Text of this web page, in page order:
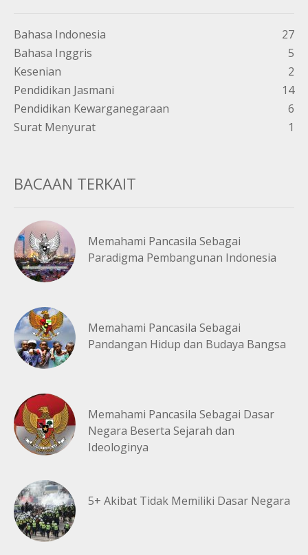
Bahasa Indonesia
27
Bahasa Inggris
5
Kesenian
2
Pendidikan Jasmani
14
Pendidikan Kewarganegaraan
6
Surat Menyurat
1
BACAAN TERKAIT
Memahami Pancasila Sebagai
Paradigma Pembangunan Indonesia
Memahami Pancasila Sebagai
Pandangan Hidup dan Budaya Bangsa
Memahami Pancasila Sebagai Dasar
Negara Beserta Sejarah dan
Ideologinya
5+ Akibat Tidak Memiliki Dasar Negara